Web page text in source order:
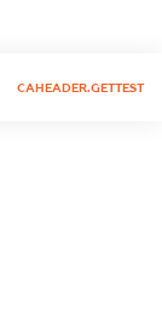
CAHEADER.GETTEST